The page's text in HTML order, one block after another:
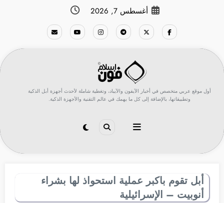
أغسطس 7, 2026
أول موقع عربي متخصص في أخبار الآيفون والآيباد، وتغطية شاملة لأحدث أجهزة أبل الذكية
وتطبيقاتها، بالإضافة إلى كل ما يهمك في عالم التقنية والأجهزة الذكية.
أبل تقوم باكبر عملية استحواذ لها بشراء
أنوبيت – الإسرائيلية